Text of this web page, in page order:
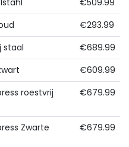
€509.99
€293.99
staal
€689.99
€609.99
roestvrij
€679.99
Zwarte
€679.99